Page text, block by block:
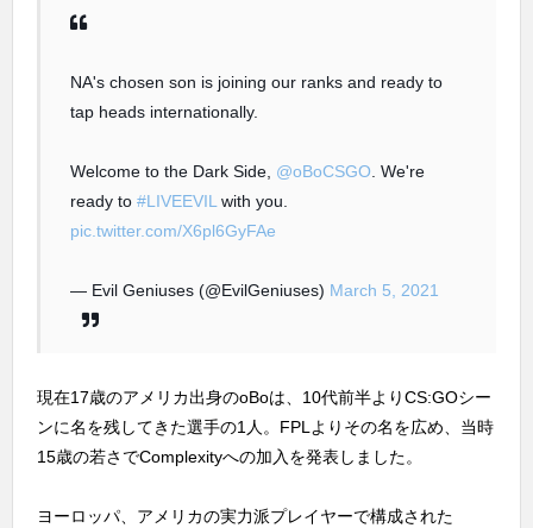
NA's chosen son is joining our ranks and ready to
tap heads internationally.
Welcome to the Dark Side, @oBoCSGO . We're
ready to #LIVEEVIL with you.
pic.twitter.com/X6pl6GyFAe
— Evil Geniuses (@EvilGeniuses) March 5, 2021
現在17歳のアメリカ出身のoBoは、10代前半よりCS:GOシー
ンに名を残してきた選手の1人。FPLよりその名を広め、当時
15歳の若さでComplexityへの加入を発表しました。
ヨーロッパ、アメリカの実力派プレイヤーで構成された